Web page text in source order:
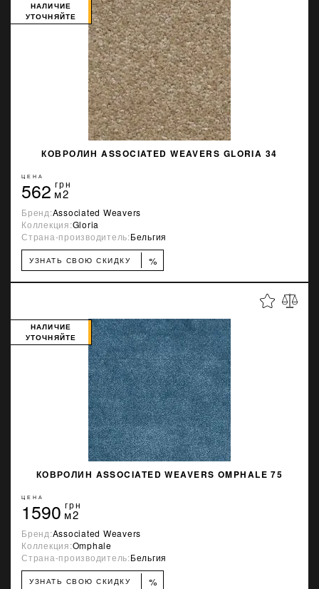
КОВРОЛИН ASSOCIATED WEAVERS GLORIA 34
НАЛИЧИЕ
УТОЧНЯЙТЕ
ЦЕНА
562 грн
м2
Бренд:Associated Weavers
Коллекция:Gloria
Страна-производитель:Бельгия
УЗНАТЬ СВОЮ СКИДКУ %
КОВРОЛИН ASSOCIATED WEAVERS OMPHALE 75
НАЛИЧИЕ
УТОЧНЯЙТЕ
ЦЕНА
1590 грн
м2
Бренд:Associated Weavers
Коллекция:Omphale
Страна-производитель:Бельгия
УЗНАТЬ СВОЮ СКИДКУ %